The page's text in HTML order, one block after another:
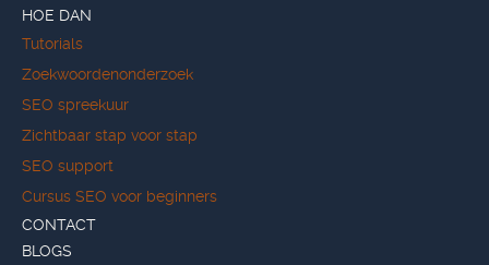
HOE DAN
Tutorials
Zoekwoordenonderzoek
SEO spreekuur
Zichtbaar stap voor stap
SEO support
Cursus SEO voor beginners
CONTACT
BLOGS